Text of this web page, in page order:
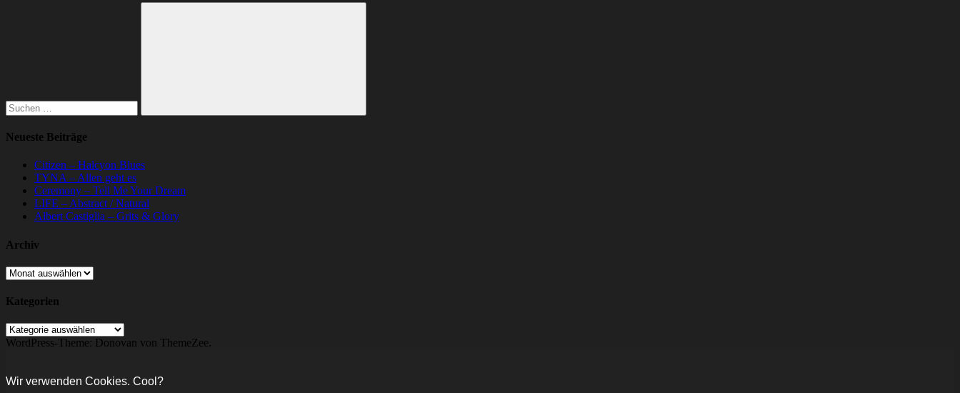
Suchen
Neueste Beiträge
Citizen – Halcyon Blues
TYNA – Allen geht es
Ceremony – Tell Me Your Dream
LIFE – Abstract / Natural
Albert Castiglia – Grits & Glory
Archiv
Archiv
Kategorien
Kategorien
WordPress-Theme: Donovan von ThemeZee.
Wir verwenden Cookies. Cool?